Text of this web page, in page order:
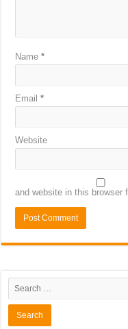
Name*
Email*
Website
and website in this browser